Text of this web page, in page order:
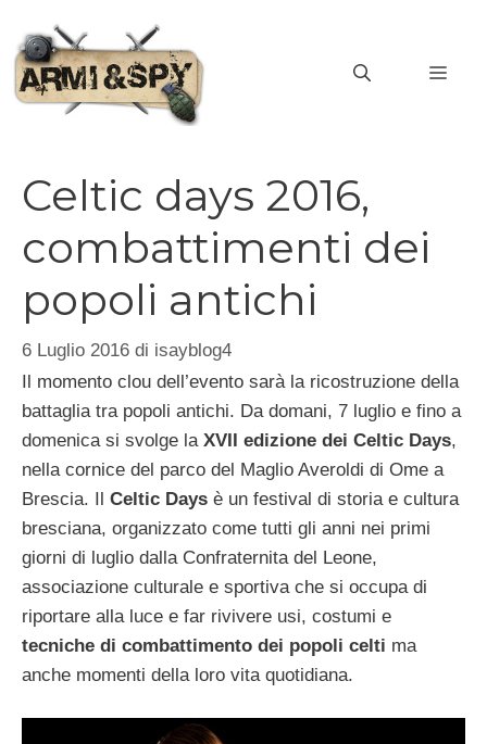
contenuto
Celtic days 2016,
combattimenti dei
popoli antichi
6 Luglio 2016 di isayblog4
Il momento clou dell’evento sarà la ricostruzione della
battaglia tra popoli antichi. Da domani, 7 luglio e fino a
domenica si svolge la XVII edizione dei Celtic Days,
nella cornice del parco del Maglio Averoldi di Ome a
Brescia. Il Celtic Days è un festival di storia e cultura
bresciana, organizzato come tutti gli anni nei primi
giorni di luglio dalla Confraternita del Leone,
associazione culturale e sportiva che si occupa di
riportare alla luce e far rivivere usi, costumi e
tecniche di combattimento dei popoli celti ma
anche momenti della loro vita quotidiana.